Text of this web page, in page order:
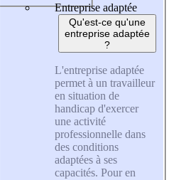
Entreprise adaptée
Qu'est-ce qu'une
entreprise adaptée
?
L'entreprise adaptée
permet à un travailleur
en situation de
handicap d'exercer
une activité
professionnelle dans
des conditions
adaptées à ses
capacités. Pour en